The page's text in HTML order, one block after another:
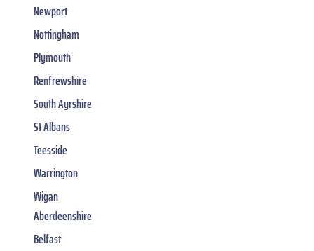
Newport
Nottingham
Plymouth
Renfrewshire
South Ayrshire
St Albans
Teesside
Warrington
Wigan
Aberdeenshire
Belfast